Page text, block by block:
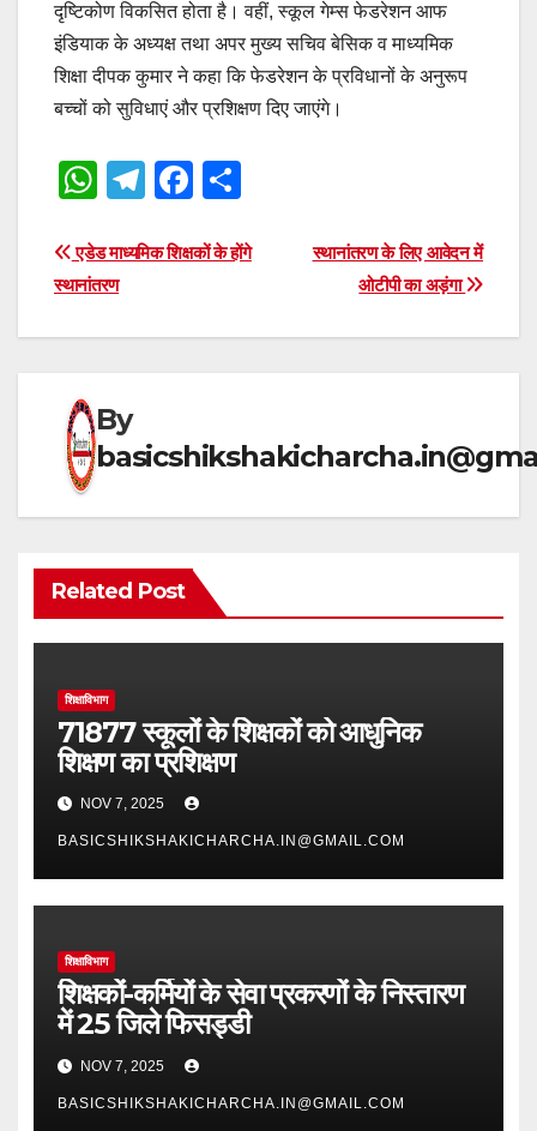
दृष्टिकोण विकसित होता है। वहीं, स्कूल गेम्स फेडरेशन आफ
इंडियाक के अध्यक्ष तथा अपर मुख्य सचिव बेसिक व माध्यमिक
शिक्षा दीपक कुमार ने कहा कि फेडरेशन के प्रविधानों के अनुरूप
बच्चों को सुविधाएं और प्रशिक्षण दिए जाएंगे।
W
at
s
A
p
T
e
a
F
c
b
k
ar
Post
navigation
स्थानांतरण के लिए आवेदन में
ओटीपी का अड़ंगा
एडेड माध्यमिक शिक्षकों के होंगे
स्थानांतरण
By
Related Post
शिक्षाविभाग
71877 स्कूलों के शिक्षकों को आधुनिक
शिक्षण का प्रशिक्षण
NOV 7, 2025
BASICSHIKSHAKICHARCHA.IN@GMAIL.COM
शिक्षाविभाग
शिक्षकों-कर्मियों के सेवा प्रकरणों के निस्तारण
में 25 जिले फिसड्डी
NOV 7, 2025
BASICSHIKSHAKICHARCHA.IN@GMAIL.COM